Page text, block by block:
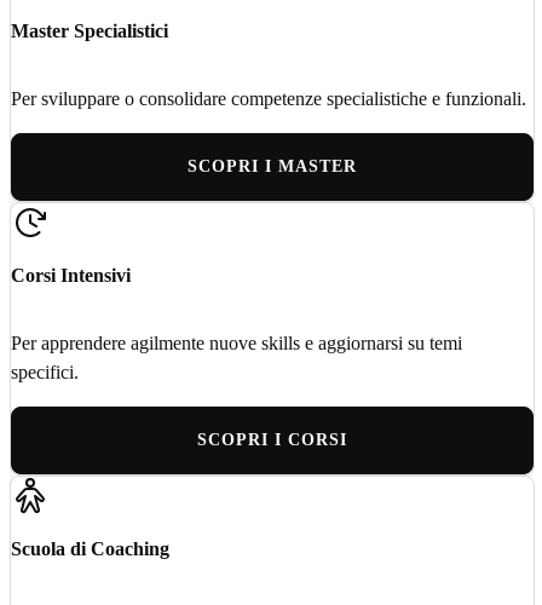
Master Specialistici
Per sviluppare o consolidare competenze specialistiche e funzionali.
SCOPRI I MASTER
Corsi Intensivi
Per apprendere agilmente nuove skills e aggiornarsi su temi
specifici.
SCOPRI I CORSI
Scuola di Coaching